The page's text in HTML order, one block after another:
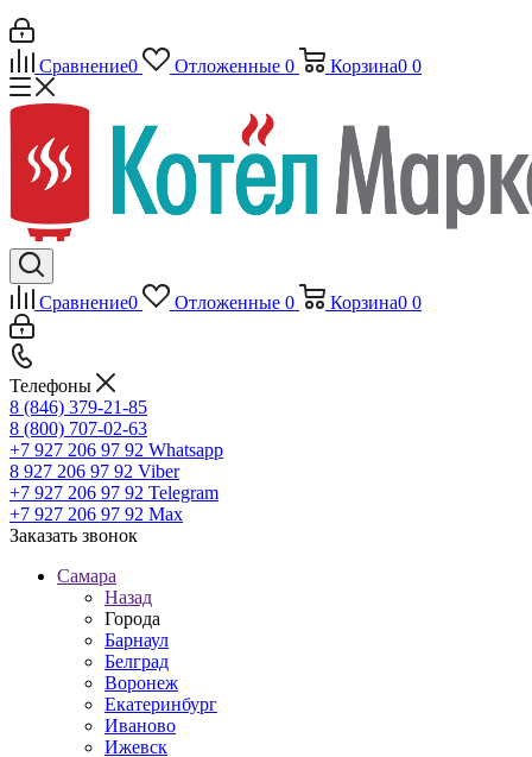
Сравнение0 Отложенные 0 Корзина0 0
Сравнение0 Отложенные 0 Корзина0 0
Телефоны
8 (846) 379-21-85
8 (800) 707-02-63
+7 927 206 97 92 Whatsapp
8 927 206 97 92 Viber
+7 927 206 97 92 Telegram
+7 927 206 97 92 Max
Заказать звонок
Самара
Назад
Города
Барнаул
Белград
Воронеж
Екатеринбург
Иваново
Ижевск